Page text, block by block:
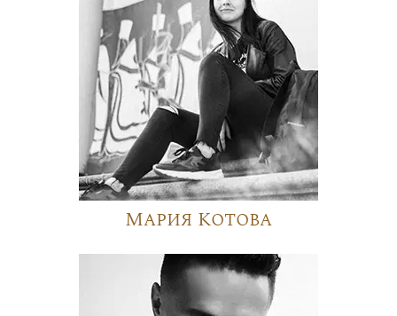
Мария Котова